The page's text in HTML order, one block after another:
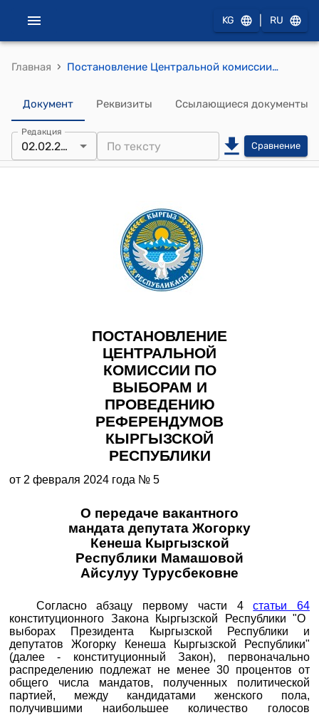
KG RU
Главная › Постановление Центральной комиссии по выборам и проведению референдумов Кыргызской Республики от 2 февраля 2024 года № 5 "О передаче вакантного мандата депутата Жогорку Кенеша Кыргызской Республики Мамашовой Айсулуу Турусбековне"
Документ Реквизиты Ссылающиеся документы
Редакция
02.02.2024 Сравнение